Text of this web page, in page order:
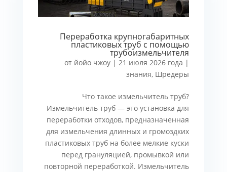
Переработка крупногабаритных
пластиковых труб с помощью
трубоизмельчителя
от йойо чжоу |21 июля 2026 года |
знания, Шредеры
Что такое измельчитель труб?
Измельчитель труб — это установка для
переработки отходов, предназначенная
для измельчения длинных и громоздких
пластиковых труб на более мелкие куски
перед грануляцией, промывкой или
повторной переработкой. Измельчитель